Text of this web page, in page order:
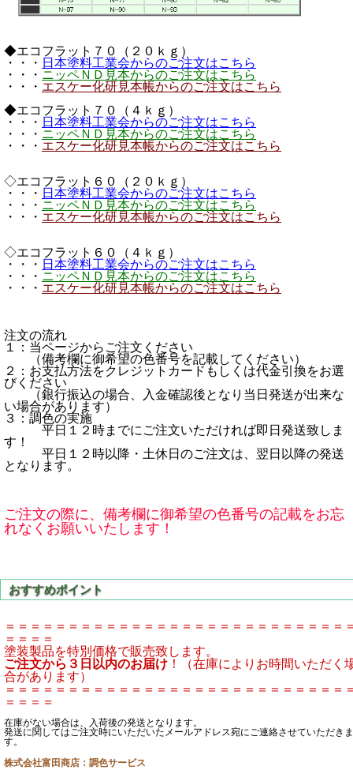
◆エコフラット７０（２０ｋｇ）
・・・ 日本塗料工業会からのご注文はこちら
・・・ ニッペＮＤ見本からのご注文はこちら
・・・ エスケー化研見本帳からのご注文はこちら
◆エコフラット７０（４ｋｇ）
・・・ 日本塗料工業会からのご注文はこちら
・・・ ニッペＮＤ見本からのご注文はこちら
・・・ エスケー化研見本帳からのご注文はこちら
◇エコフラット６０（２０ｋｇ）
・・・ 日本塗料工業会からのご注文はこちら
・・・ ニッペＮＤ見本からのご注文はこちら
・・・ エスケー化研見本帳からのご注文はこちら
◇エコフラット６０（４ｋｇ）
・・・ 日本塗料工業会からのご注文はこちら
・・・ ニッペＮＤ見本からのご注文はこちら
・・・ エスケー化研見本帳からのご注文はこちら
注文の流れ
１：当ページからご注文ください
（備考欄に御希望の色番号を記載してください）
２：お支払方法をクレジットカードもしくは代金引換をお選
びください
（銀行振込の場合、入金確認後となり当日発送が出来な
い場合があります）
３：調色の実施
平日１２時までにご注文いただければ即日発送致しま
す！
平日１２時以降・土休日のご注文は、翌日以降の発送
となります。
ご注文の際に、備考欄に御希望の色番号の記載をお忘
れなくお願いいたします！
＝＝＝＝＝＝＝＝＝＝＝＝＝＝＝＝＝＝＝＝＝＝＝＝＝＝＝
＝＝＝＝
塗装製品を特別価格で販売致します。
ご注文から３日以内のお届け ！（在庫によりお時間いただく
合があります）
＝＝＝＝＝＝＝＝＝＝＝＝＝＝＝＝＝＝＝＝＝＝＝＝＝＝＝
＝＝＝＝
在庫がない場合は、入荷後の発送となります。
発送に関してはご注文時にいただいたメールアドレス宛にご連絡させていただきま
す。
株式会社富田商店：調色サービス